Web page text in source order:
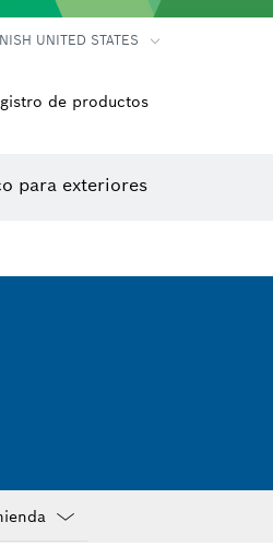
UNITED STATES
de productos
para exteriores